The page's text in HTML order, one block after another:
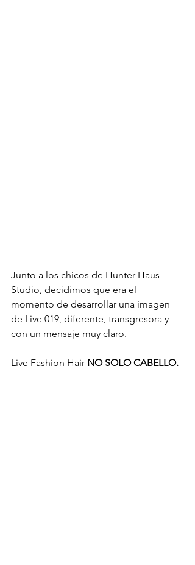
Junto a los chicos de Hunter Haus
Studio, decidimos que era el
momento de desarrollar una imagen
de Live 019, diferente, transgresora y
con un mensaje muy claro.
Live Fashion Hair NO SOLO CABELLO.